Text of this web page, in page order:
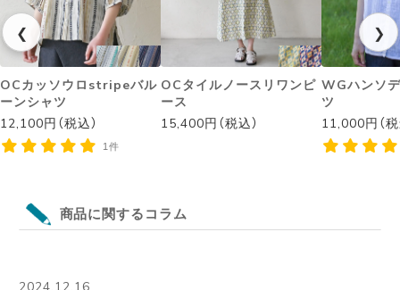
❮
OCカッソウロstripeバル
ーンシャツ
12,100円（税込）
1件
OCタイルノースリワンピ
ース
15,400円（税込）
WGハンソ
ツ
11,000円（税
❯
商品に関するコラム
2024.12.16